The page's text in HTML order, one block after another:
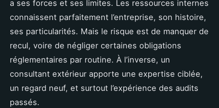
a ses forces et ses limites. Les ressources internes
connaissent parfaitement l’entreprise, son histoire,
ses particularités. Mais le risque est de manquer de
recul, voire de négliger certaines obligations
réglementaires par routine. À l’inverse, un
consultant extérieur apporte une expertise ciblée,
un regard neuf, et surtout l’expérience des audits
passés.